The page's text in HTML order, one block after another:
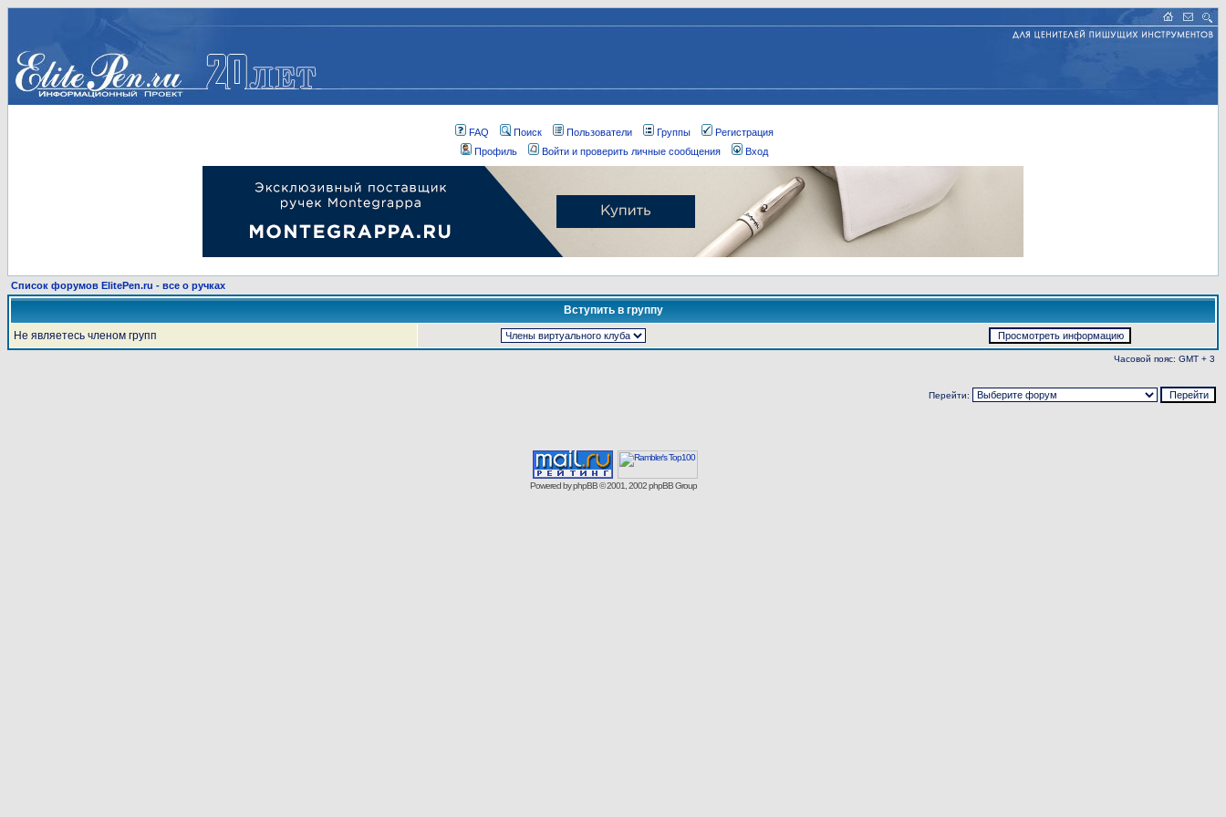
FAQ Поиск Пользователи Группы
Регистрация
Профиль
Войти и проверить личные сообщения Вход
Список форумов ElitePen.ru - все о ручках
Вступить в группу
Не являетесь членом групп
Часовой пояс: GMT + 3
Перейти:
Powered byphpBB© 2001, 2002 phpBB Group